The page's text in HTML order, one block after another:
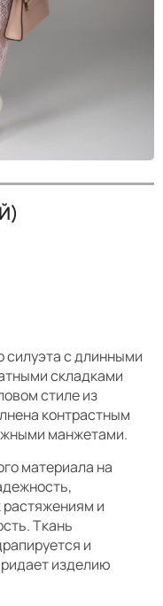
силуэта с длинными
складками
стиле из
контрастным
манжетами.
материала на
растяжениям и
Ткань
и
изделию